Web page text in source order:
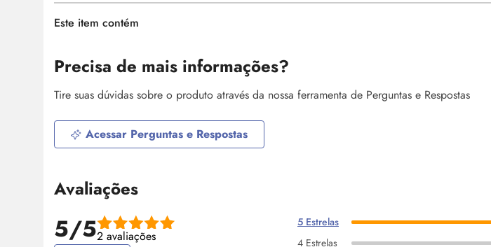
Este item contém
Precisa de mais informações?
Tire suas dúvidas sobre o produto através da nossa ferramenta de Perguntas e Respostas
Acessar Perguntas e Respostas
Avaliações
5/52 avaliações
5 Estrelas
4 Estrelas